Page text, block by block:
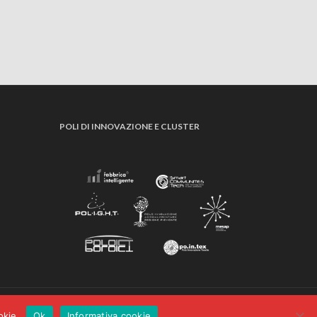
POLI DI INNOVAZIONE E CLUSTER
Informativa cookie Privacy policy